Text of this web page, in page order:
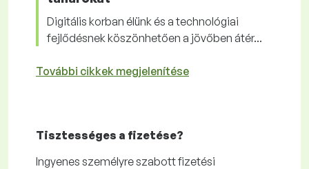
Digitális korban élünk és a technológiai
fejlődésnek köszönhetően a jövőben átér...
További cikkek megjelenítése
Tisztességes a fizetése?
Ingyenes személyre szabott fizetési